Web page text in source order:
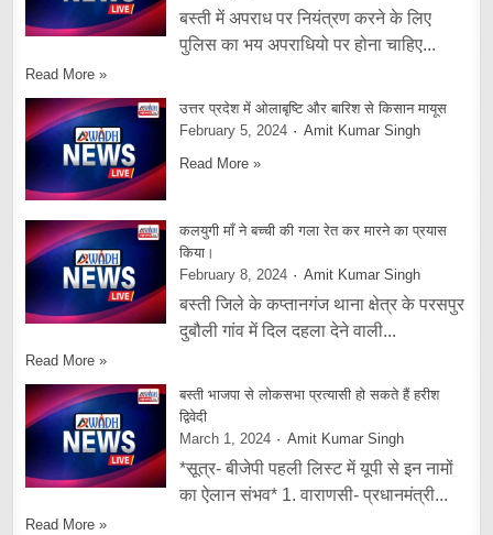
बस्ती में अपराध पर नियंत्रण करने के लिए
पुलिस का भय अपराधियो पर होना चाहिए...
Read More »
उत्तर प्रदेश में ओलाबृष्टि और बारिश से किसान मायूस
February 5, 2024
Amit Kumar Singh
Read More »
कलयुगी माँ ने बच्ची की गला रेत कर मारने का प्रयास
किया।
February 8, 2024
Amit Kumar Singh
बस्ती जिले के कप्तानगंज थाना क्षेत्र के परसपुर
दुबौली गांव में दिल दहला देने वाली...
Read More »
बस्ती भाजपा से लोकसभा प्रत्यासी हो सकते हैं हरीश
द्विवेदी
March 1, 2024
Amit Kumar Singh
*सूत्र- बीजेपी पहली लिस्ट में यूपी से इन नामों
का ऐलान संभव* 1. वाराणसी- प्रधानमंत्री...
Read More »